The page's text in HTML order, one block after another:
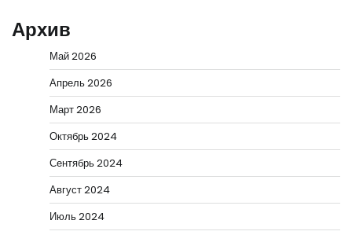
Архив
Май 2026
Апрель 2026
Март 2026
Октябрь 2024
Сентябрь 2024
Август 2024
Июль 2024